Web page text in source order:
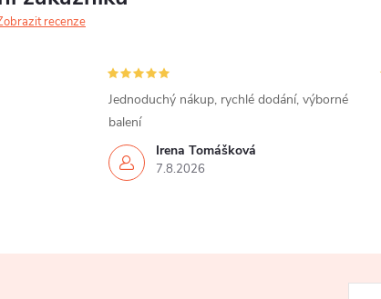
recenze
Irena Tomášková
7.8.2026
Jednoduchý nákup, rychlé dodání, výborné
balení